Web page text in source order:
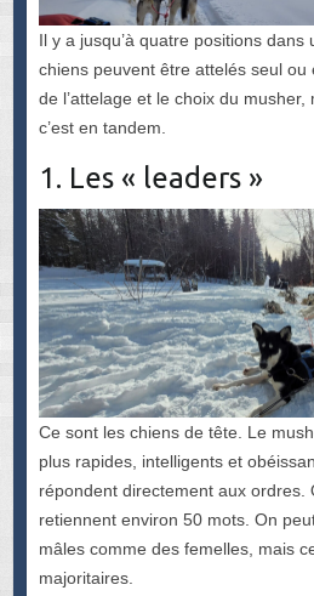
Il y a jusqu’à quatre positions dans
chiens peuvent être attelés seul ou
de l’attelage et le choix du
c’est en tandem.
1. Les « leaders »
Ce sont les chiens de tête. Le
plus rapides, intelligents et
répondent directement aux ordres.
retiennent environ 50 mots. On
mâles comme des femelles, mais
majoritaires.